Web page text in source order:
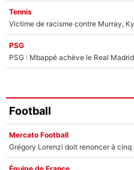
Tennis
PSG
PSG : Mbappé achève le Real
Football
Mercato Football